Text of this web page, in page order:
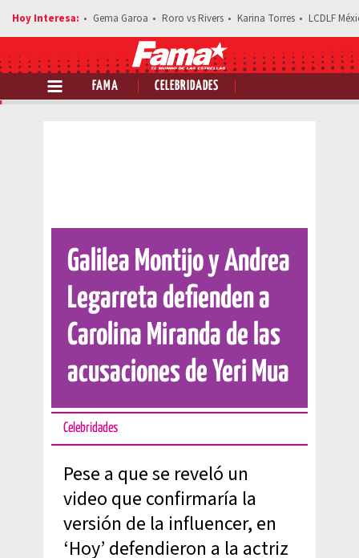
Gema Garoa Roro vs Rivers Karina Torres LCDLF
FAMA CELEBRIDADES
Comparte esta noticia
Galilea Montijo y Andrea
Legarreta defienden a
Carolina Miranda de las
acusaciones de Yeri Mua
Celebridades
Pese a que se reveló un
video que confirmaría la
versión de la influencer, en
‘Hoy’ defendieron a la actriz